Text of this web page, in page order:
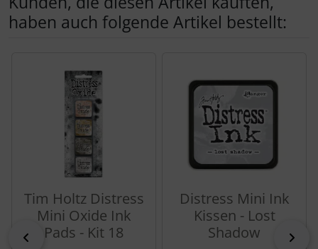
haben auch folgende Artikel bestellt:
zurück
Tim Holtz Distress
Mini Oxide Ink
Pads - Kit 18
Distress Mini Ink
Kissen - Lost
Shadow